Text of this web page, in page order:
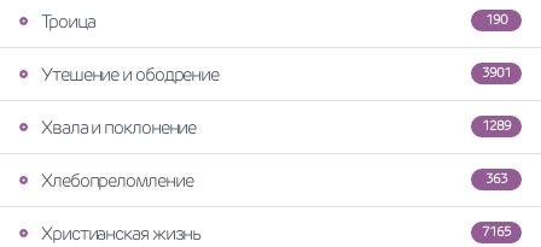
190
Троица
3901
Утешение и ободрение
1289
Хвала и поклонение
363
Хлебопреломление
7165
Христианская жизнь